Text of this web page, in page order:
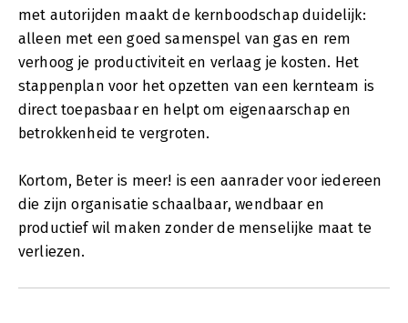
met autorijden maakt de kernboodschap duidelijk:
alleen met een goed samenspel van gas en rem
verhoog je productiviteit en verlaag je kosten. Het
stappenplan voor het opzetten van een kernteam is
direct toepasbaar en helpt om eigenaarschap en
betrokkenheid te vergroten.
Kortom, Beter is meer! is een aanrader voor iedereen
die zijn organisatie schaalbaar, wendbaar en
productief wil maken zonder de menselijke maat te
verliezen.